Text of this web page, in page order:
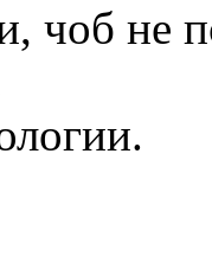
чоб не